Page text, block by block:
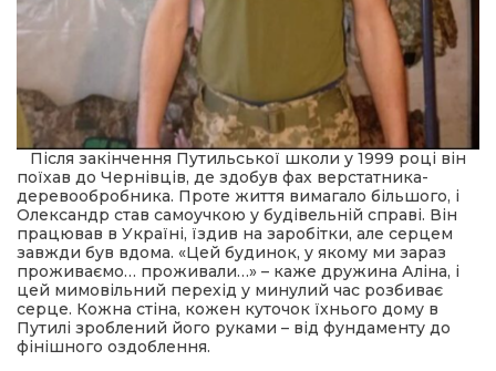
Після закінчення Путильської школи у 1999 році він
поїхав до Чернівців, де здобув фах верстатника-
деревообробника. Проте життя вимагало більшого, і
Олександр став самоучкою у будівельній справі. Він
працював в Україні, їздив на заробітки, але серцем
завжди був вдома. «Цей будинок, у якому ми зараз
проживаємо… проживали…» – каже дружина Аліна, і
цей мимовільний перехід у минулий час розбиває
серце. Кожна стіна, кожен куточок їхнього дому в
Путилі зроблений його руками – від фундаменту до
фінішного оздоблення.